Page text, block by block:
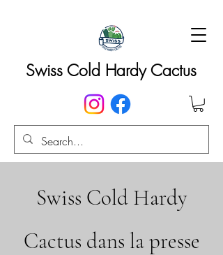
Swiss Cold Hardy Cactus
Swiss Cold Hardy
Cactus dans la presse